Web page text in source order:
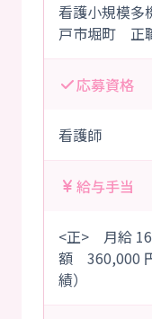
看護小規模
戸市堀町 正
応募資格
看護師
給与手当
<正> 月給
額 360,000
績）